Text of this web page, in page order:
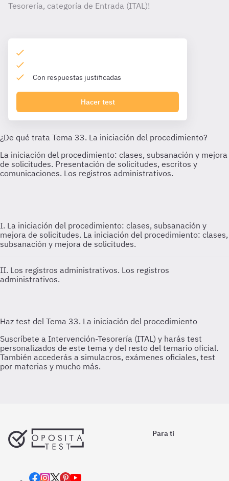
Tesorería, categoría de Entrada (ITAL)!
Con respuestas justificadas
Hacer test
I. La iniciación del procedimiento: clases, subsanación y
mejora de solicitudes. La iniciación del procedimiento: clases,
subsanación y mejora de solicitudes.
II. Los registros administrativos. Los registros
administrativos.
Para ti